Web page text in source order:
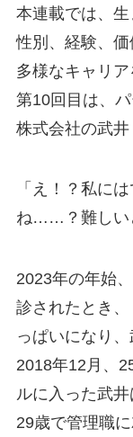
本連載では、生
性別、経験、価
多様なキャリア
第10回目は、
株式会社の武井
「え！？私に
ね……？難しい
2023年の年始
診されたとき
っぱいになり
2018年12月、
ルに入った武井
29歳で管理職